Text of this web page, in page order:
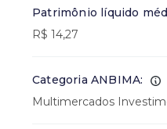
Patrimônio líquido
R$ 14,27
Categoria ANBIMA:
Multimercados